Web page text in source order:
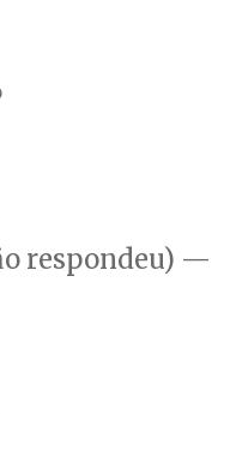
respondeu) —